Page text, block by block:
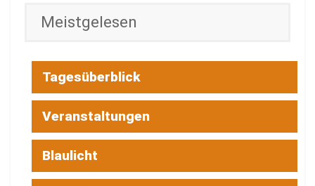
Meistgelesen
Tagesüberblick
Veranstaltungen
Blaulicht